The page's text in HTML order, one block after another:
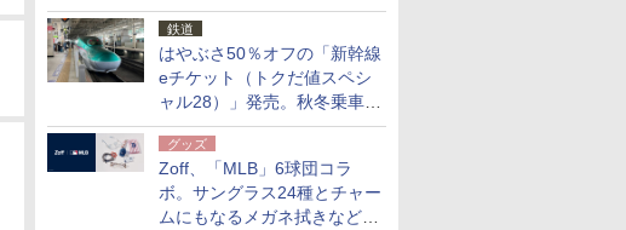
応援キャンペーン」
鉄道
はやぶさ50％オフの「新幹線
eチケット（トクだ値スペシ
ャル28）」発売。秋冬乗車
分、えきねっと限定
グッズ
Zoff、「MLB」6球団コラ
ボ。サングラス24種とチャー
ムにもなるメガネ拭きなど雑